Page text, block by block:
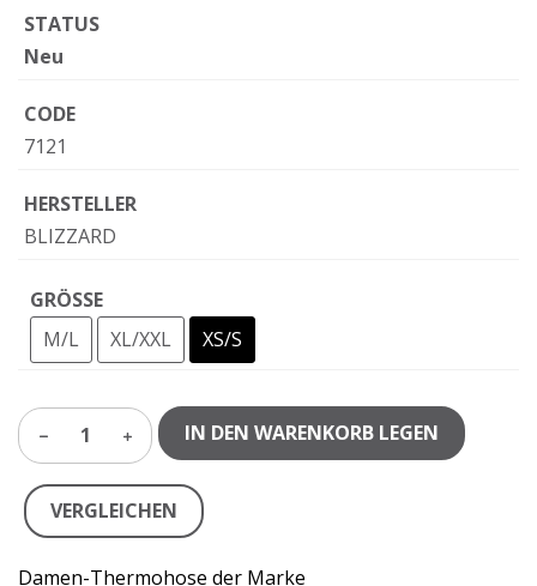
STATUS
Neu
CODE
7121
HERSTELLER
BLIZZARD
GRÖSSE
M/L
XL/XXL XS/S
1 IN DEN WARENKORB LEGEN
VERGLEICHEN
Damen-Thermohose der Marke